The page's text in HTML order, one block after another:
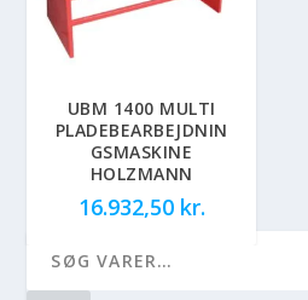
UBM 1400 MULTI
PLADEBEARBEJDNIN
GSMASKINE
HOLZMANN
16.932,50 kr.